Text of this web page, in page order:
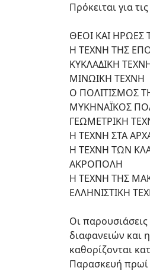
Πρόκειται για
ΘΕΟΙ ΚΑΙ
Η ΤΕΧΝΗ ΤΗΣ
ΚΥΚΛΑΔΙΚΗ
ΜΙΝΩΙΚΗ ΤΕΧΝΗ
Ο ΠΟΛΙΤΙΣΜΟΣ
ΜΥΚΗΝΑΪΚΟΣ
ΓΕΩΜΕΤΡΙΚΗ
Η ΤΕΧΝΗ ΣΤΑ
Η ΤΕΧΝΗ ΤΩΝ
ΑΚΡΟΠΟΛΗ
Η ΤΕΧΝΗ ΤΗΣ
ΕΛΛΗΝΙΣΤΙΚΗ
Οι
διαφανειών και
καθορίζονται
Παρασκευή πρωί